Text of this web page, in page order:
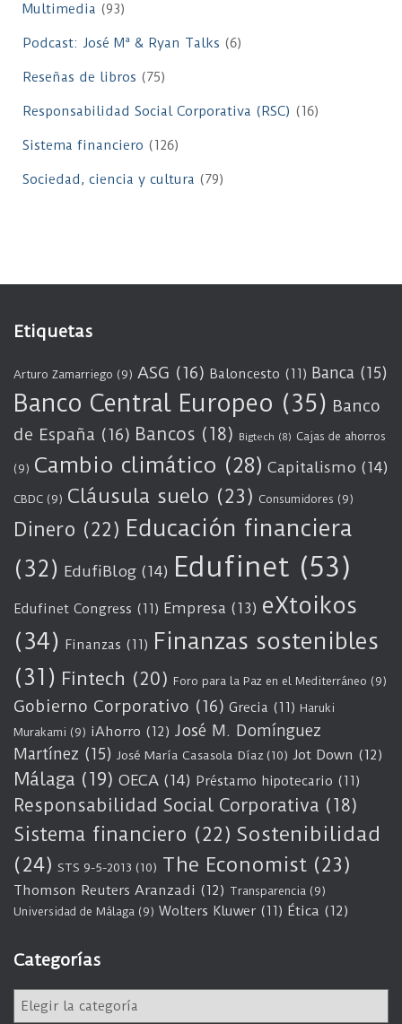
Multimedia (93)
Podcast: José Mª & Ryan Talks (6)
Reseñas de libros (75)
Responsabilidad Social Corporativa (RSC) (16)
Sistema financiero (126)
Sociedad, ciencia y cultura (79)
Etiquetas
Arturo Zamarriego (9) ASG (16) Baloncesto (11) Banca (15)
Banco Central Europeo (35) Banco
de España (16) Bancos (18) Bigtech (8) Cajas de ahorros
(9) Cambio climático (28) Capitalismo (14)
CBDC (9) Cláusula suelo (23) Consumidores (9)
Dinero (22) Educación financiera
(32) EdufiBlog (14) Edufinet (53)
Edufinet Congress (11) Empresa (13) eXtoikos
(34) Finanzas (11) Finanzas sostenibles
(31) Fintech (20) Foro para la Paz en el Mediterráneo (9)
Gobierno Corporativo (16) Grecia (11) Haruki
Murakami (9) iAhorro (12) José M. Domínguez
Martínez (15) José María Casasola Díaz (10) Jot Down (12)
Málaga (19) OECA (14) Préstamo hipotecario (11)
Responsabilidad Social Corporativa (18)
Sistema financiero (22) Sostenibilidad
(24) STS 9-5-2013 (10) The Economist (23)
Thomson Reuters Aranzadi (12) Transparencia (9)
Universidad de Málaga (9) Wolters Kluwer (11) Ética (12)
Categorías